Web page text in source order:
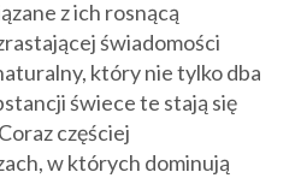
z ich rosnącą
świadomości
który nie tylko dba
świece te stają się
częściej
w których dominują